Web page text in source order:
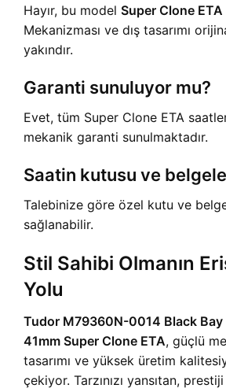
Hayır, bu model Super Clone ETA
Mekanizması ve dış tasarımı
yakındır.
Garanti sunuluyor mu?
Evet, tüm Super Clone ETA
mekanik garanti sunulmaktadır.
Saatin kutusu ve
Talebinize göre özel kutu ve
sağlanabilir.
Stil Sahibi Olmanın
Yolu
Tudor M79360N-0014 Black
41mm Super Clone ETA, güçlü
tasarımı ve yüksek üretim
çekiyor. Tarzınızı yansıtan,